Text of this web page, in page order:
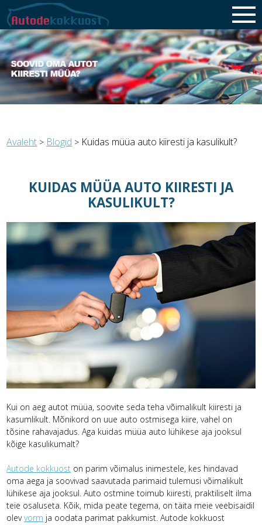
Avaleht > Blogid > Kuidas müüa auto kiiresti ja kasulikult?
KUIDAS MÜÜA AUTO KIIRESTI JA
KASULIKULT?
Kui on aeg autot müüa, soovite seda teha võimalikult kiiresti ja
kasumlikult. Mõnikord on uue auto ostmisega kiire, vahel on
tõsine rahavajadus. Aga kuidas müüa auto lühikese aja jooksul
kõige kasulikumalt?
Autode kokkuost on parim võimalus inimestele, kes hindavad
oma aega ja soovivad saavutada parimaid tulemusi võimalikult
lühikese aja jooksul. Auto ostmine toimub kiiresti, praktiliselt ilma
teie osaluseta. Kõik, mida peate tegema, on täita meie veebisaidil
olevvorm ja oodata parimat pakkumist. Autode kokkuost